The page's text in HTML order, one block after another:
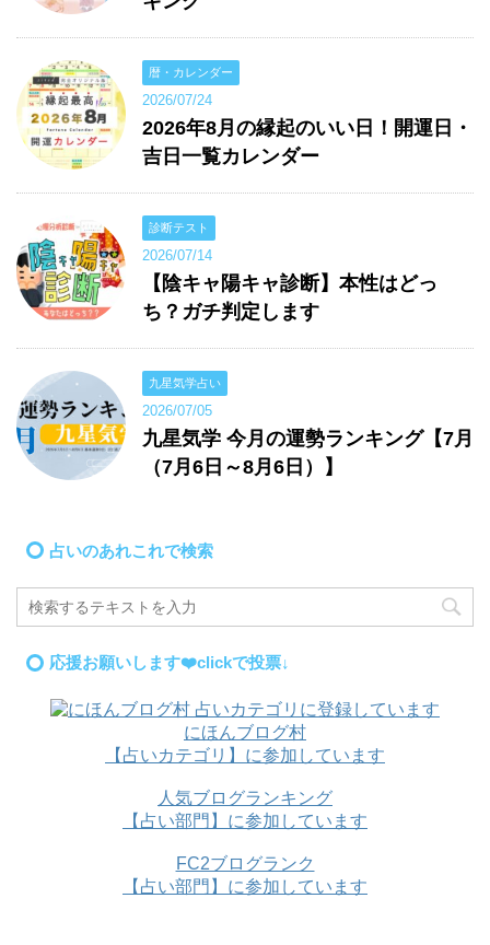
暦・カレンダー
2026/07/24
2026年8月の縁起のいい日！開運日・
吉日一覧カレンダー
診断テスト
2026/07/14
【陰キャ陽キャ診断】本性はどっ
ち？ガチ判定します
九星気学占い
2026/07/05
九星気学 今月の運勢ランキング【7月
（7月6日～8月6日）】
占いのあれこれで検索
応援お願いします❤️clickで投票↓
にほんブログ村
【占いカテゴリ】に参加しています
人気ブログランキング
【占い部門】に参加しています
FC2ブログランク
【占い部門】に参加しています